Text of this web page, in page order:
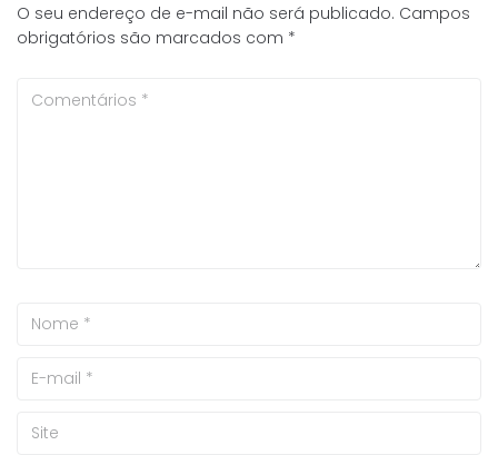
O seu endereço de e-mail não será publicado. Campos
obrigatórios são marcados com *